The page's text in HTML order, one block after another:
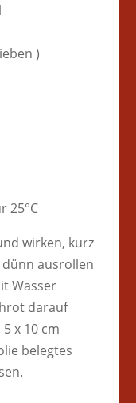
)
25°C
wirken, kurz
dünn ausrollen
Wasser
darauf
x 10 cm
belegtes